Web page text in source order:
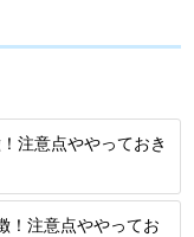
注意点ややっておき
！注意点ややってお